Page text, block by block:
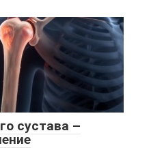
сустава –